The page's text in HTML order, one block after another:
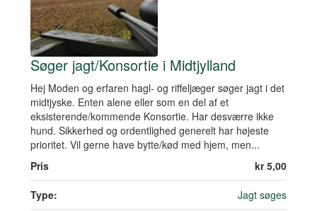
Søger jagt/Konsortie i Midtjylland
Hej Moden og erfaren hagl- og riffeljæger søger jagt i det
midtjyske. Enten alene eller som en del af et
eksisterende/kommende Konsortie. Har desværre ikke
hund. Sikkerhed og ordentlighed generelt har højeste
prioritet. Vil gerne have bytte/kød med hjem, men...
Pris
kr 5,00
Type: Jagt søges